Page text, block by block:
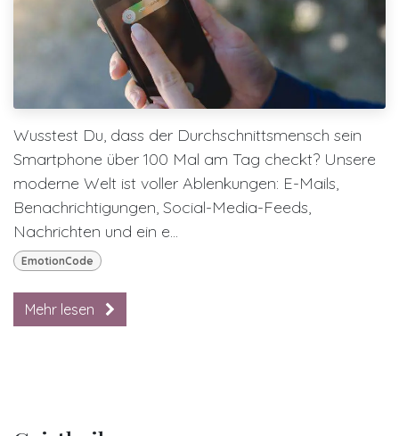
Wusstest Du, dass der Durchschnittsmensch sein
Smartphone über 100 Mal am Tag checkt? Unsere
moderne Welt ist voller Ablenkungen: E-Mails,
Benachrichtigungen, Social-Media-Feeds,
Nachrichten und ein e...
EmotionCode
Mehr lesen